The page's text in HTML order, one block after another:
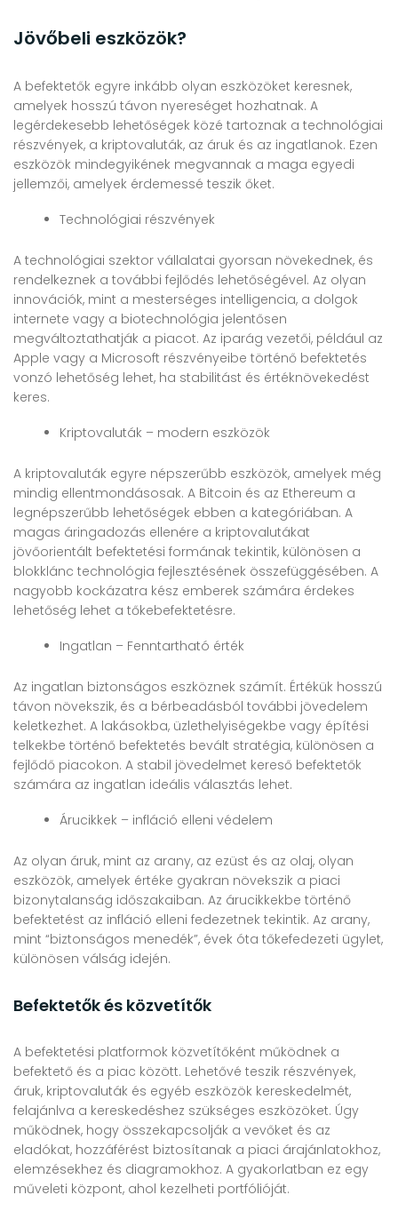
Jövőbeli eszközök?
A befektetők egyre inkább olyan eszközöket keresnek,
amelyek hosszú távon nyereséget hozhatnak. A
legérdekesebb lehetőségek közé tartoznak a technológiai
részvények, a kriptovaluták, az áruk és az ingatlanok. Ezen
eszközök mindegyikének megvannak a maga egyedi
jellemzői, amelyek érdemessé teszik őket.
Technológiai részvények
A technológiai szektor vállalatai gyorsan növekednek, és
rendelkeznek a további fejlődés lehetőségével. Az olyan
innovációk, mint a mesterséges intelligencia, a dolgok
internete vagy a biotechnológia jelentősen
megváltoztathatják a piacot. Az iparág vezetői, például az
Apple vagy a Microsoft részvényeibe történő befektetés
vonzó lehetőség lehet, ha stabilitást és értéknövekedést
keres.
Kriptovaluták – modern eszközök
A kriptovaluták egyre népszerűbb eszközök, amelyek még
mindig ellentmondásosak. A Bitcoin és az Ethereum a
legnépszerűbb lehetőségek ebben a kategóriában. A
magas áringadozás ellenére a kriptovalutákat
jövőorientált befektetési formának tekintik, különösen a
blokklánc technológia fejlesztésének összefüggésében. A
nagyobb kockázatra kész emberek számára érdekes
lehetőség lehet a tőkebefektetésre.
Ingatlan – Fenntartható érték
Az ingatlan biztonságos eszköznek számít. Értékük hosszú
távon növekszik, és a bérbeadásból további jövedelem
keletkezhet. A lakásokba, üzlethelyiségekbe vagy építési
telkekbe történő befektetés bevált stratégia, különösen a
fejlődő piacokon. A stabil jövedelmet kereső befektetők
számára az ingatlan ideális választás lehet.
Árucikkek – infláció elleni védelem
Az olyan áruk, mint az arany, az ezüst és az olaj, olyan
eszközök, amelyek értéke gyakran növekszik a piaci
bizonytalanság időszakaiban. Az árucikkekbe történő
befektetést az infláció elleni fedezetnek tekintik. Az arany,
mint “biztonságos menedék”, évek óta tőkefedezeti ügylet,
különösen válság idején.
Befektetők és közvetítők
A befektetési platformok közvetítőként működnek a
befektető és a piac között. Lehetővé teszik részvények,
áruk, kriptovaluták és egyéb eszközök kereskedelmét,
felajánlva a kereskedéshez szükséges eszközöket. Úgy
működnek, hogy összekapcsolják a vevőket és az
eladókat, hozzáférést biztosítanak a piaci árajánlatokhoz,
elemzésekhez és diagramokhoz. A gyakorlatban ez egy
műveleti központ, ahol kezelheti portfólióját.